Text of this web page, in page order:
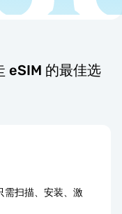
eSIM 的最佳选
需扫描、安装、激